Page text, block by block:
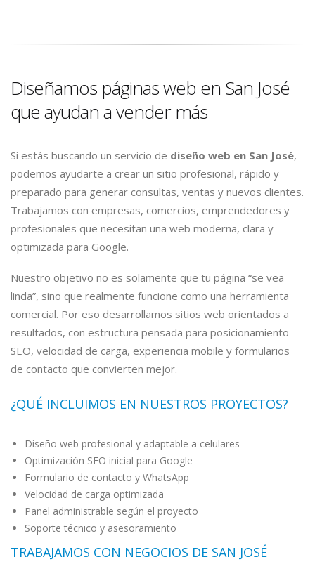
Diseñamos páginas web en San José
que ayudan a vender más
Si estás buscando un servicio de diseño web en San José,
podemos ayudarte a crear un sitio profesional, rápido y
preparado para generar consultas, ventas y nuevos clientes.
Trabajamos con empresas, comercios, emprendedores y
profesionales que necesitan una web moderna, clara y
optimizada para Google.
Nuestro objetivo no es solamente que tu página “se vea
linda”, sino que realmente funcione como una herramienta
comercial. Por eso desarrollamos sitios web orientados a
resultados, con estructura pensada para posicionamiento
SEO, velocidad de carga, experiencia mobile y formularios
de contacto que convierten mejor.
¿QUÉ INCLUIMOS EN NUESTROS PROYECTOS?
Diseño web profesional y adaptable a celulares
Optimización SEO inicial para Google
Formulario de contacto y WhatsApp
Velocidad de carga optimizada
Panel administrable según el proyecto
Soporte técnico y asesoramiento
TRABAJAMOS CON NEGOCIOS DE SAN JOSÉ